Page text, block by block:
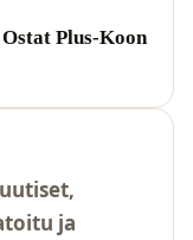
Plus-Koon
ja